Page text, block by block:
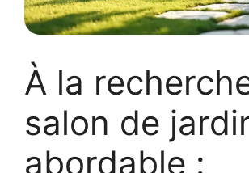
À la
salon de
abordable :